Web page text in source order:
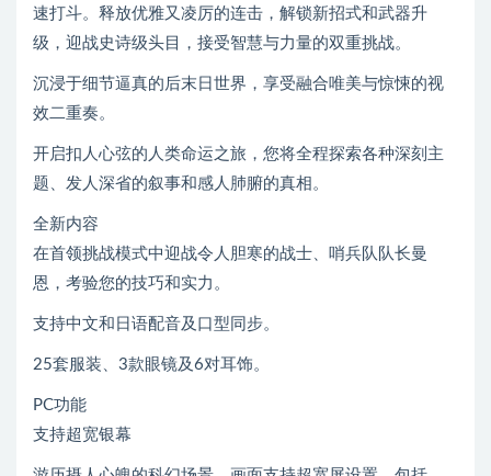
速打斗。释放优雅又凌厉的连击，解锁新招式和武器升
级，迎战史诗级头目，接受智慧与力量的双重挑战。
沉浸于细节逼真的后末日世界，享受融合唯美与惊悚的视
效二重奏。
开启扣人心弦的人类命运之旅，您将全程探索各种深刻主
题、发人深省的叙事和感人肺腑的真相。
全新内容
在首领挑战模式中迎战令人胆寒的战士、哨兵队队长曼
恩，考验您的技巧和实力。
支持中文和日语配音及口型同步。
25套服装、3款眼镜及6对耳饰。
PC功能
支持超宽银幕